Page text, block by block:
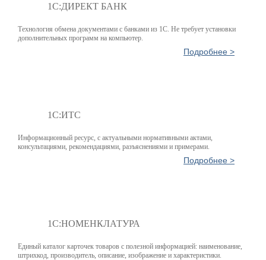
1С:ДИРЕКТ БАНК
Технология обмена документами с банками из 1С. Не требует установки
дополнительных программ на компьютер.
Подробнее >
1С:ИТС
Информационный ресурс, с актуальными нормативными актами,
консультациями, рекомендациями, разъяснениями и примерами.
Подробнее >
1С:НОМЕНКЛАТУРА
Единый каталог карточек товаров с полезной информацией: наименование,
штрихкод, производитель, описание, изображение и характеристики.